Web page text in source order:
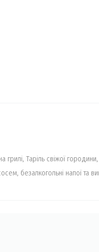
Таріль свіжої
безалкогольні напої та